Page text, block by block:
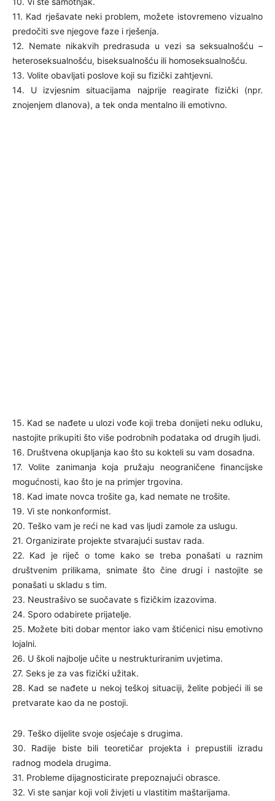
11. Kad rješavate neki problem, možete istovremeno vizualno
predočiti sve njegove faze i rješenja.
12. Nemate nikakvih predrasuda u vezi sa seksualnošću –
heteroseksualnošću, biseksualnošću ili homoseksualnošću.
13. Volite obavljati poslove koji su fizički zahtjevni.
14. U izvjesnim situacijama najprije reagirate fizički (npr.
znojenjem dlanova), a tek onda mentalno ili emotivno.
15. Kad se nađete u ulozi vođe koji treba donijeti neku odluku,
nastojite prikupiti što više podrobnih podataka od drugih ljudi.
16. Društvena okupljanja kao što su kokteli su vam dosadna.
17. Volite zanimanja koja pružaju neograničene financijske
mogućnosti, kao što je na primjer trgovina.
18. Kad imate novca trošite ga, kad nemate ne trošite.
19. Vi ste nonkonformist.
20. Teško vam je reći ne kad vas ljudi zamole za uslugu.
21. Organizirate projekte stvarajući sustav rada.
22. Kad je riječ o tome kako se treba ponašati u raznim
društvenim prilikama, snimate što čine drugi i nastojite se
ponašati u skladu s tim.
23. Neustrašivo se suočavate s fizičkim izazovima.
24. Sporo odabirete prijatelje.
25. Možete biti dobar mentor iako vam štićenici nisu emotivno
lojalni.
26. U školi najbolje učite u nestrukturiranim uvjetima.
27. Seks je za vas fizički užitak.
28. Kad se nađete u nekoj teškoj situaciji, želite pobjeći ili se
pretvarate kao da ne postoji.
29. Teško dijelite svoje osjećaje s drugima.
30. Radije biste bili teoretičar projekta i prepustili izradu
radnog modela drugima.
31. Probleme dijagnosticirate prepoznajući obrasce.
32. Vi ste sanjar koji voli živjeti u vlastitim maštarijama.